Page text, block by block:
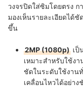
วงจรปิดใส่ซิมโดยตรง ก
มองเห็นรายละเอียดได้
ขึ้น
2MP (1080p) เป็
เหมาะสำหรับใช้ง
ชัดในระดับใช้งาน
เคลื่อนไหวได้อย่าง